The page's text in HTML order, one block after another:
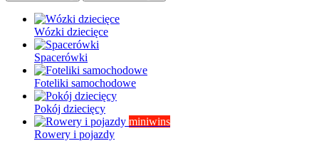
Wózki dziecięce
Spacerówki
Foteliki samochodowe
Pokój dziecięcy
miniwins
Rowery i pojazdy